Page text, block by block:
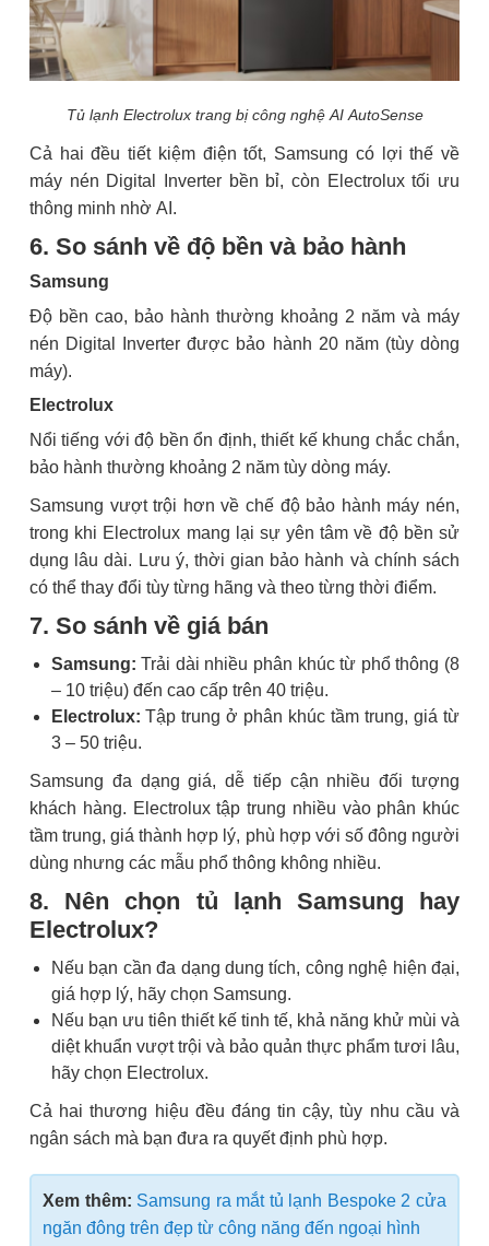
Tủ lạnh Electrolux trang bị công nghệ AI AutoSense
Cả hai đều tiết kiệm điện tốt, Samsung có lợi thế về
máy nén Digital Inverter bền bỉ, còn Electrolux tối ưu
thông minh nhờ AI.
6. So sánh về độ bền và bảo hành
Samsung
Độ bền cao, bảo hành thường khoảng 2 năm và máy
nén Digital Inverter được bảo hành 20 năm (tùy dòng
máy).
Electrolux
Nổi tiếng với độ bền ổn định, thiết kế khung chắc chắn,
bảo hành thường khoảng 2 năm tùy dòng máy.
Samsung vượt trội hơn về chế độ bảo hành máy nén,
trong khi Electrolux mang lại sự yên tâm về độ bền sử
dụng lâu dài. Lưu ý, thời gian bảo hành và chính sách
có thể thay đổi tùy từng hãng và theo từng thời điểm.
7. So sánh về giá bán
Samsung: Trải dài nhiều phân khúc từ phổ thông (8
– 10 triệu) đến cao cấp trên 40 triệu.
Electrolux: Tập trung ở phân khúc tầm trung, giá từ
3 – 50 triệu.
Samsung đa dạng giá, dễ tiếp cận nhiều đối tượng
khách hàng. Electrolux tập trung nhiều vào phân khúc
tầm trung, giá thành hợp lý, phù hợp với số đông người
dùng nhưng các mẫu phổ thông không nhiều.
8. Nên chọn tủ lạnh Samsung hay
Electrolux?
Nếu bạn cần đa dạng dung tích, công nghệ hiện đại,
giá hợp lý, hãy chọn Samsung.
Nếu bạn ưu tiên thiết kế tinh tế, khả năng khử mùi và
diệt khuẩn vượt trội và bảo quản thực phẩm tươi lâu,
hãy chọn Electrolux.
Cả hai thương hiệu đều đáng tin cậy, tùy nhu cầu và
ngân sách mà bạn đưa ra quyết định phù hợp.
Xem thêm: Samsung ra mắt tủ lạnh Bespoke 2 cửa
ngăn đông trên đẹp từ công năng đến ngoại hình